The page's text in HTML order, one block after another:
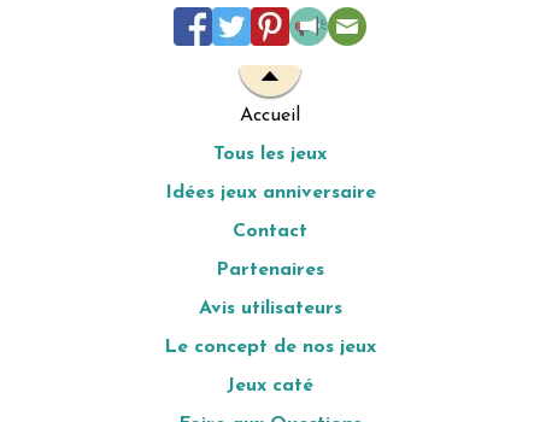
Accueil
Tous les jeux
Idées jeux anniversaire
Contact
Partenaires
Avis utilisateurs
Le concept de nos jeux
Jeux caté